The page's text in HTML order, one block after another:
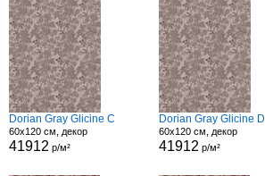
Dorian Gray Glicine C
60x120 см, декор
41912 р/м²
Dorian Gray Glicine D
60x120 см, декор
41912 р/м²